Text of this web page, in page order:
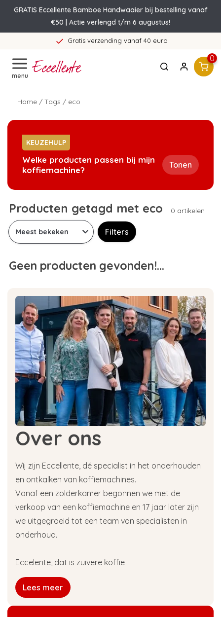
GRATIS Eccellente Bamboe Handwaaier bij bestelling vanaf
€50 | Actie verlengd t/m 6 augustus!
Gratis verzending vanaf 40 euro
menu
0
Home / Tags / eco
KEUZEHULP
Welke producten passen bij mijn
koffiemachine?
Tonen
Producten getagd met eco 0 artikelen
Filters
Geen producten gevonden!...
Over ons
Wij zijn Eccellente, dé specialist in het onderhouden
en ontkalken van koffiemachines.
Vanaf een zolderkamer begonnen we met de
verkoop van een koffiemachine en 17 jaar later zijn
we uitgegroeid tot een team van specialisten in
onderhoud.
Eccelente, dat is zuivere koffie
Lees meer